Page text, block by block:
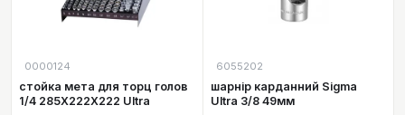
0000124
стойка мета для торц голов
1/4 285Х222Х222 Ultra
6055202
шарнір карданний Sigma
Ultra 3/8 49мм